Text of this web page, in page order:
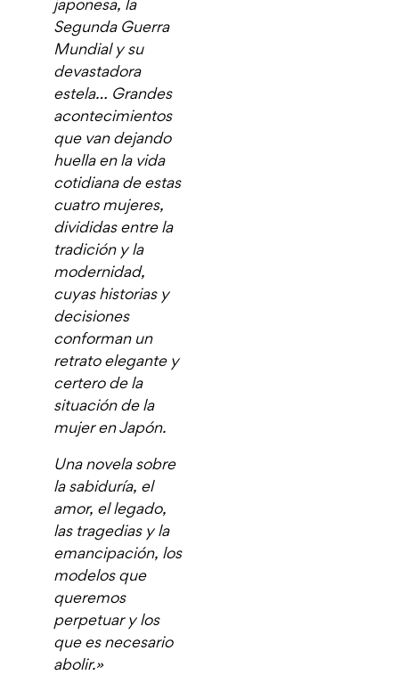
Segunda Guerra
Mundial y su
devastadora
estela… Grandes
acontecimientos
que van dejando
huella en la vida
cotidiana de estas
cuatro mujeres,
divididas entre la
tradición y la
modernidad,
cuyas historias y
decisiones
conforman un
retrato elegante y
certero de la
situación de la
mujer en Japón.
Una novela sobre
la sabiduría, el
amor, el legado,
las tragedias y la
emancipación, los
modelos que
queremos
perpetuar y los
que es necesario
abolir.»